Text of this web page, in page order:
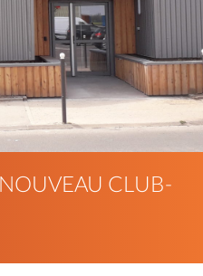
CLUB-